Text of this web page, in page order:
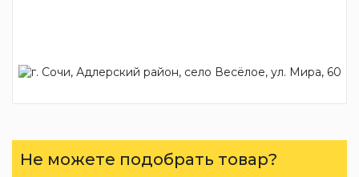
Не можете подобрать товар?